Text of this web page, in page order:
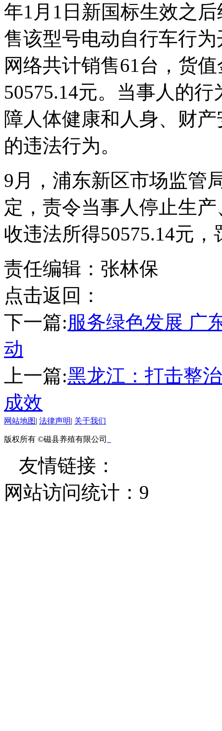
年1月1日新国标生效之
售该型号电动自行车行
网络共计销售61台，货
50575.14元。当事人的
障人体健康和人身、财
的违法行为。
9月，浦东新区市场监管
定，责令当事人停止生
收违法所得50575.14元
责任编辑：张林保
点击返回：
下一篇:服务绿色发展 广
动
上一篇:黑龙江：打击整
成效
网站地图| 法律声明| 关于我们
版权所有 ©磁县养殖有限公司
友情链接：
网站访问统计： 9